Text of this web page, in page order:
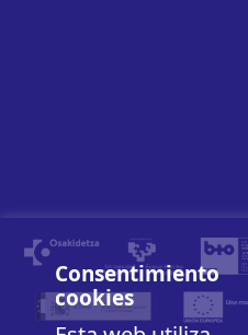
Consentimiento
cookies